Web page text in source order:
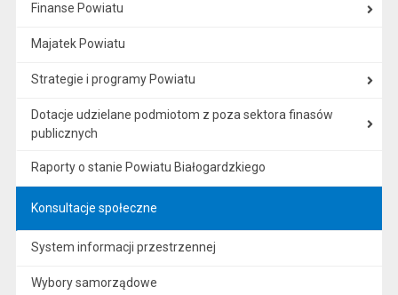
Finanse Powiatu
Majatek Powiatu
Strategie i programy Powiatu
Dotacje udzielane podmiotom z poza sektora finasów
publicznych
Raporty o stanie Powiatu Białogardzkiego
Konsultacje społeczne
System informacji przestrzennej
Wybory samorządowe